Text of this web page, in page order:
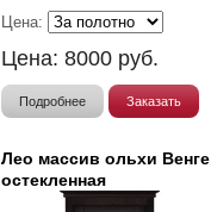
Цена:
Цена: 8000 руб.
Подробнее Заказать
Лео массив ольхи Венге
остекленная